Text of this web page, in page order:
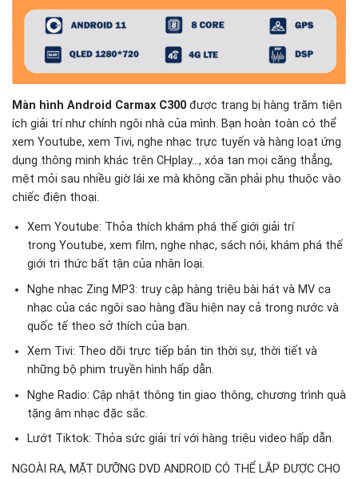
Màn hình Android Carmax C300 được trang bị hàng trăm tiện
ích giải trí như chính ngôi nhà của mình. Bạn hoàn toàn có thể
xem Youtube, xem Tivi, nghe nhạc trực tuyến và hàng loạt ứng
dụng thông minh khác trên CHplay…, xóa tan mọi căng thẳng,
mệt mỏi sau nhiều giờ lái xe mà không cần phải phụ thuộc vào
chiếc điện thoại.
Xem Youtube: Thỏa thích khám phá thế giới giải trí
trong Youtube, xem film, nghe nhạc, sách nói, khám phá thế
giới tri thức bất tận của nhân loại.
Nghe nhạc Zing MP3: truy cập hàng triệu bài hát và MV ca
nhạc của các ngôi sao hàng đầu hiện nay cả trong nước và
quốc tế theo sở thích của bạn.
Xem Tivi: Theo dõi trực tiếp bản tin thời sự, thời tiết và
những bộ phim truyền hình hấp dẫn.
Nghe Radio: Cập nhật thông tin giao thông, chương trình quà
tặng âm nhạc đặc sắc.
Lướt Tiktok: Thỏa sức giải trí với hàng triệu video hấp dẫn.
NGOÀI RA, MẶT DƯỠNG DVD ANDROID CÓ THỂ LẮP ĐƯỢC CHO